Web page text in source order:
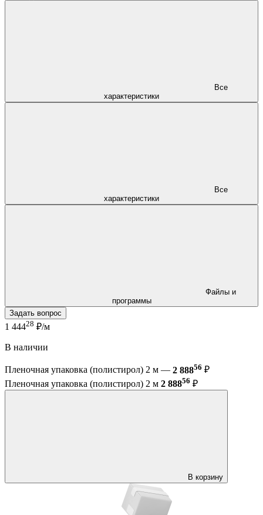
характеристики
характеристики
программы
Задать вопрос
1 44428 ₽/м
В наличии
Пленочная упаковка (полистирол) 2 м — 2 88856 ₽
Пленочная упаковка (полистирол) 2 м 2 88856 ₽
В корзину